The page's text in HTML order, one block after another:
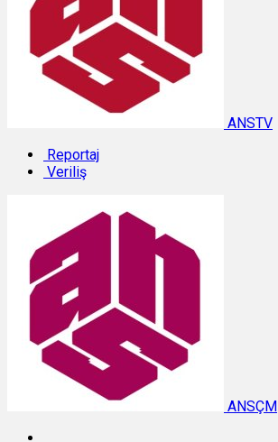
ANSTV
Reportaj
Veriliş
ANSÇM